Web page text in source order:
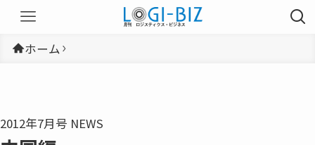
ホーム
2012年7月号 NEWS